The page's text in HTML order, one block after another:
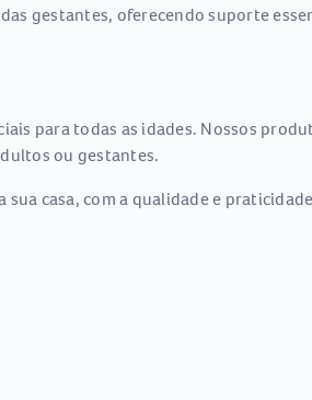
gestantes, oferecendo suporte
para todas as idades. Nossos
ou gestantes.
casa, com a qualidade e